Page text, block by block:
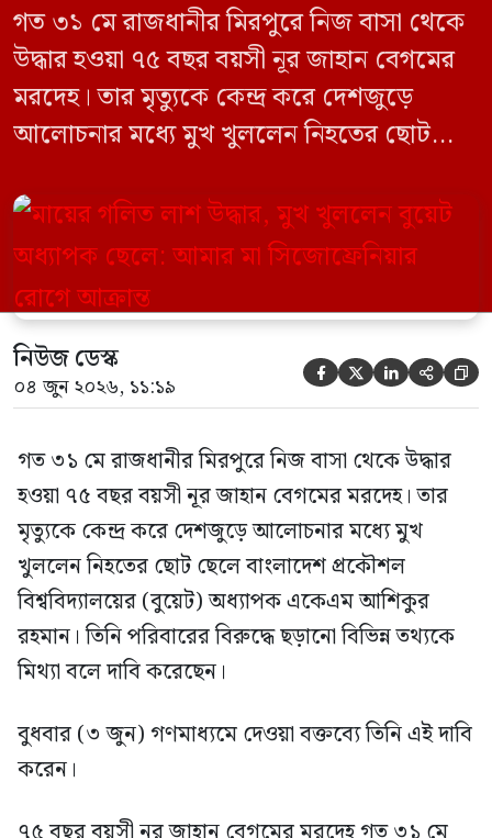
গত ৩১ মে রাজধানীর মিরপুরে নিজ বাসা থেকে
উদ্ধার হওয়া ৭৫ বছর বয়সী নূর জাহান বেগমের
মরদেহ। তার মৃত্যুকে কেন্দ্র করে দেশজুড়ে
আলোচনার মধ্যে মুখ খুললেন নিহতের ছোট
(বুয়েট) অধ্যাপক একেএম আশিকুর রহমান।
তিনি পরিবারের বিরুদ্ধে ছড়ানো বিভিন্ন তথ্যকে
মিথ্যা বলে দাবি করেছেন। বুধবার (৩ জুন)
গণমাধ্যমে দেওয়া বক্তব্যে তিনি এই […]
নিউজ ডেস্ক
০৪ জুন ২০২৬, ১১:১৯     
গত ৩১ মে রাজধানীর মিরপুরে নিজ বাসা থেকে উদ্ধার
হওয়া ৭৫ বছর বয়সী নূর জাহান বেগমের মরদেহ। তার
মৃত্যুকে কেন্দ্র করে দেশজুড়ে আলোচনার মধ্যে মুখ
খুললেন নিহতের ছোট ছেলে বাংলাদেশ প্রকৌশল
বিশ্ববিদ্যালয়ের (বুয়েট) অধ্যাপক একেএম আশিকুর
রহমান। তিনি পরিবারের বিরুদ্ধে ছড়ানো বিভিন্ন তথ্যকে
মিথ্যা বলে দাবি করেছেন।
বুধবার (৩ জুন) গণমাধ্যমে দেওয়া বক্তব্যে তিনি এই দাবি
করেন।